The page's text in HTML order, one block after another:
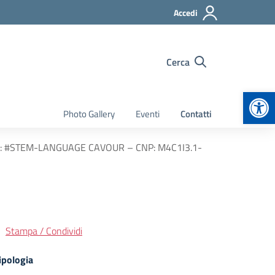
Accedi
Cerca
Photo Gallery Eventi Contatti
LANGUAGE CAVOUR – CNP: M4C1I3.1-
Stampa / Condividi